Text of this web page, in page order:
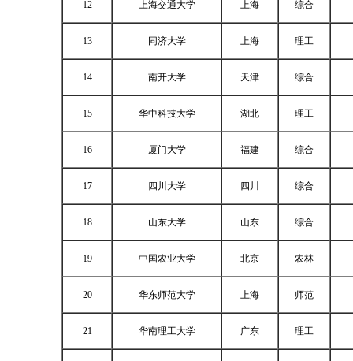
12 上海交通大学 上海 综合
13 同济大学 上海 理工
14 南开大学 天津 综合
15 华中科技大学 湖北 理工
16 厦门大学 福建 综合
17 四川大学 四川 综合
18 山东大学 山东 综合
19 中国农业大学 北京 农林
20 华东师范大学 上海 师范
21 华南理工大学 广东 理工